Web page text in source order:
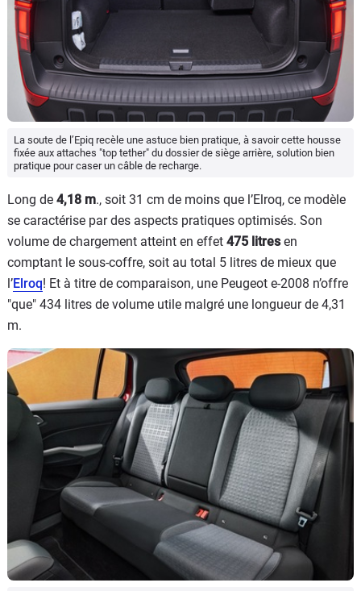
La soute de l’Epiq recèle une astuce bien pratique, à savoir cette housse
fixée aux attaches "top tether" du dossier de siège arrière, solution bien
pratique pour caser un câble de recharge.
Long de 4,18 m., soit 31 cm de moins que l’Elroq, ce modèle
se caractérise par des aspects pratiques optimisés. Son
volume de chargement atteint en effet 475 litresen
comptant le sous-coffre, soit au total 5 litres de mieux que
l’Elroq! Et à titre de comparaison, une Peugeot e-2008 n’offre
"que" 434 litres de volume utile malgré une longueur de 4,31
m.